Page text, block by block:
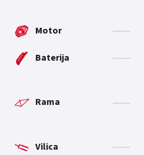
Motor
Baterija
Rama
Vilica